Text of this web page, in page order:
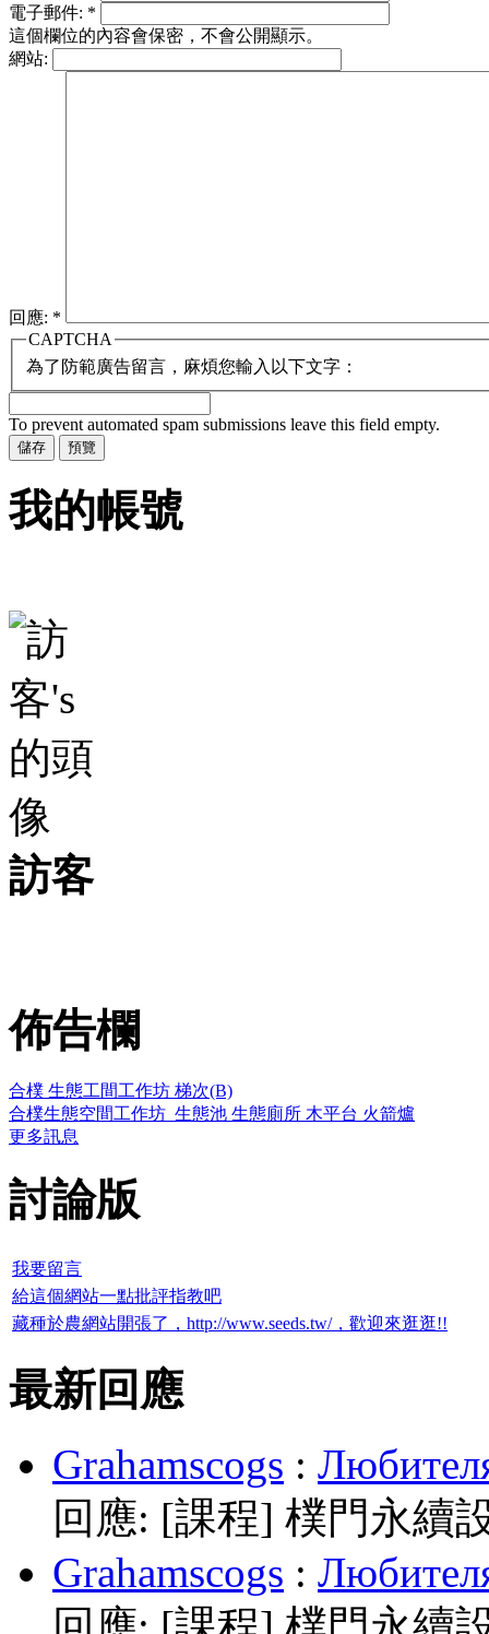
電子郵件: *
這個欄位的內容會保密，不會公開顯示。
網站:
回應: *
CAPTCHA
為了防範廣告留言，麻煩您輸入以下文字：
To prevent automated spam submissions leave this field empty.
我的帳號
訪客
佈告欄
合樸 生態工間工作坊 梯次(B)
合樸生態空間工作坊_生態池 生態廁所 木平台 火箭爐
更多訊息
討論版
我要留言
給這個網站一點批評指教吧
藏種於農網站開張了，http://www.seeds.tw/，歡迎來逛逛!!
最新回應
Grahamscogs :
回應: [課程] 樸門永續
Grahamscogs :